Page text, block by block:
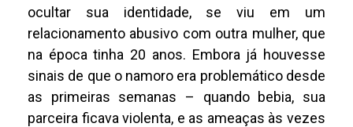
ocultar sua identidade, se viu em um
relacionamento abusivo com outra mulher, que
na época tinha 20 anos. Embora já houvesse
sinais de que o namoro era problemático desde
as primeiras semanas – quando bebia, sua
parceira ficava violenta, e as ameaças às vezes